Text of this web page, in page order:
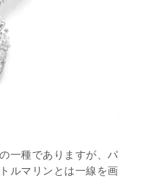
一種でありますが、パ
ルマリンとは一線を画